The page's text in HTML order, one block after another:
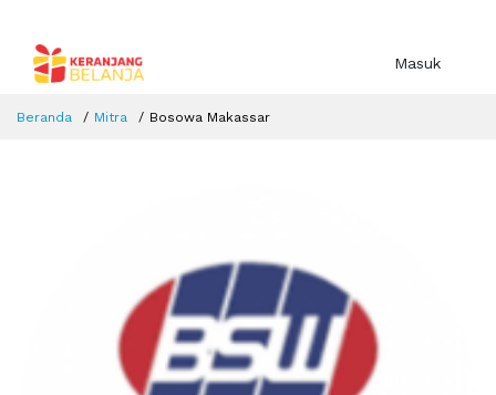
Masuk
Beranda Mitra Bosowa Makassar